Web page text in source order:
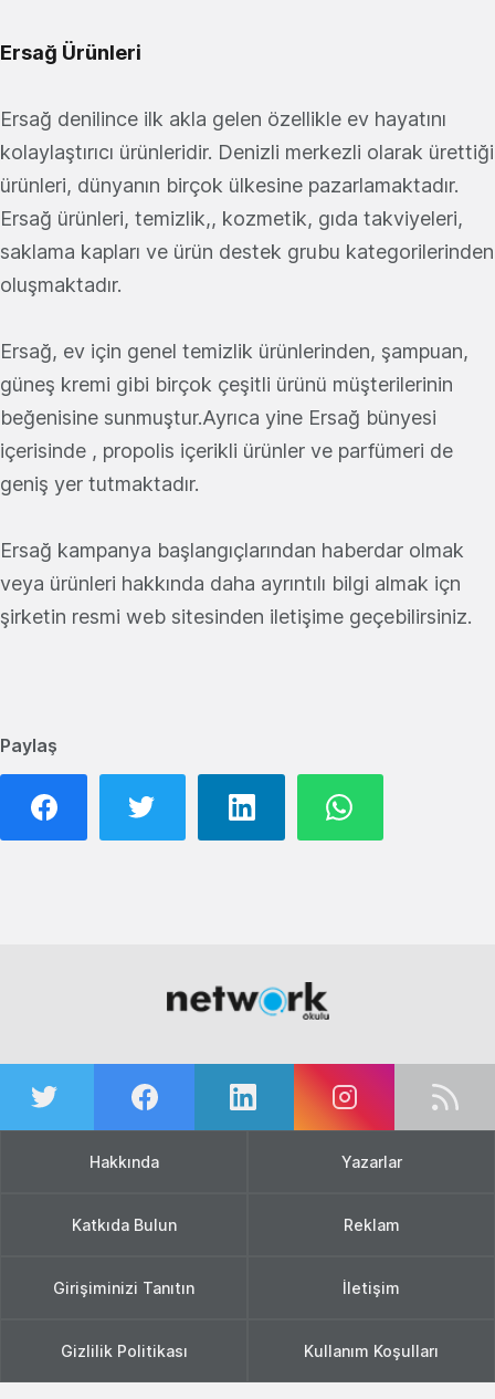
Paylaş
Ersağ Ürünleri
Ersağ denilince ilk akla gelen özellikle ev hayatını
kolaylaştırıcı ürünleridir. Denizli merkezli olarak ürettiği
ürünleri, dünyanın birçok ülkesine pazarlamaktadır.
Ersağ ürünleri, temizlik,, kozmetik, gıda takviyeleri,
saklama kapları ve ürün destek grubu kategorilerinden
oluşmaktadır.
Ersağ, ev için genel temizlik ürünlerinden, şampuan,
güneş kremi gibi birçok çeşitli ürünü müşterilerinin
beğenisine sunmuştur.Ayrıca yine Ersağ bünyesi
içerisinde , propolis içerikli ürünler ve parfümeri de
geniş yer tutmaktadır.
Ersağ kampanya başlangıçlarından haberdar olmak
veya ürünleri hakkında daha ayrıntılı bilgi almak içn
şirketin resmi web sitesinden iletişime geçebilirsiniz.
Hakkında Yazarlar
Katkıda Bulun Reklam
Girişiminizi Tanıtın İletişim
Gizlilik Politikası Kullanım Koşulları